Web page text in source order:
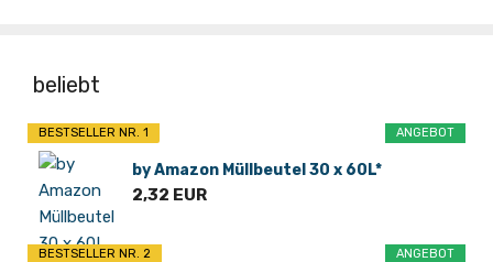
beliebt
ANGEBOT
BESTSELLER NR. 1
by Amazon Müllbeutel 30 x 60L*
2,32 EUR
ANGEBOT
BESTSELLER NR. 2